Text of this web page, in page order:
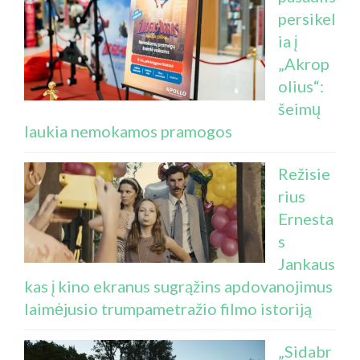
persikel
ia į
„Akrop
olius“:
šeimų
laukia nemokamos pramogos
Režisie
rius
Ernesta
s
Jankaus
kas į kino ekranus sugrąžins apdovanojimus
laimėjusio trumpametražio filmo istoriją
„Sidabr